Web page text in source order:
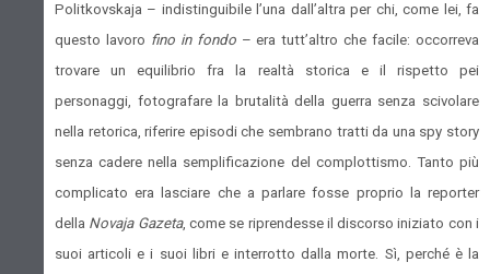
Politkovskaja – indistinguibile l’una dall’altra per chi, come lei, fa
questo lavoro fino in fondo– era tutt’altro che facile: occorreva
trovare un equilibrio fra la realtà storica e il rispetto pei
personaggi, fotografare la brutalità della guerra senza scivolare
nella retorica, riferire episodi che sembrano tratti da una spy story
senza cadere nella semplificazione del complottismo. Tanto più
complicato era lasciare che a parlare fosse proprio la reporter
della Novaja Gazeta, come se riprendesse il discorso iniziato con i
suoi articoli e i suoi libri e interrotto dalla morte. Sì, perché è la